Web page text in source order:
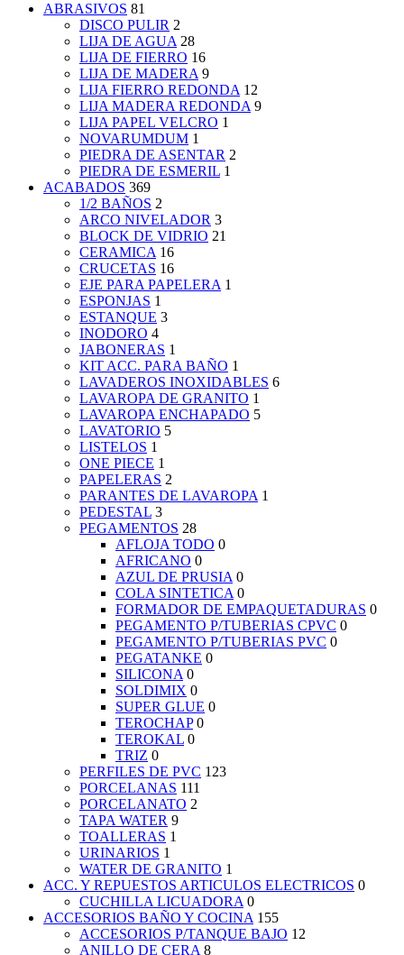
ABRASIVOS 81
DISCO PULIR 2
LIJA DE AGUA 28
LIJA DE FIERRO 16
LIJA DE MADERA 9
LIJA FIERRO REDONDA 12
LIJA MADERA REDONDA 9
LIJA PAPEL VELCRO 1
NOVARUMDUM 1
PIEDRA DE ASENTAR 2
PIEDRA DE ESMERIL 1
ACABADOS 369
1/2 BAÑOS 2
ARCO NIVELADOR 3
BLOCK DE VIDRIO 21
CERAMICA 16
CRUCETAS 16
EJE PARA PAPELERA 1
ESPONJAS 1
ESTANQUE 3
INODORO 4
JABONERAS 1
KIT ACC. PARA BAÑO 1
LAVADEROS INOXIDABLES 6
LAVAROPA DE GRANITO 1
LAVAROPA ENCHAPADO 5
LAVATORIO 5
LISTELOS 1
ONE PIECE 1
PAPELERAS 2
PARANTES DE LAVAROPA 1
PEDESTAL 3
PEGAMENTOS 28
AFLOJA TODO 0
AFRICANO 0
AZUL DE PRUSIA 0
COLA SINTETICA 0
FORMADOR DE EMPAQUETADURAS 0
PEGAMENTO P/TUBERIAS CPVC 0
PEGAMENTO P/TUBERIAS PVC 0
PEGATANKE 0
SILICONA 0
SOLDIMIX 0
SUPER GLUE 0
TEROCHAP 0
TEROKAL 0
TRIZ 0
PERFILES DE PVC 123
PORCELANAS 111
PORCELANATO 2
TAPA WATER 9
TOALLERAS 1
URINARIOS 1
WATER DE GRANITO 1
ACC. Y REPUESTOS ARTICULOS ELECTRICOS 0
CUCHILLA LICUADORA 0
ACCESORIOS BAÑO Y COCINA 155
ACCESORIOS P/TANQUE BAJO 12
ANILLO DE CERA 8